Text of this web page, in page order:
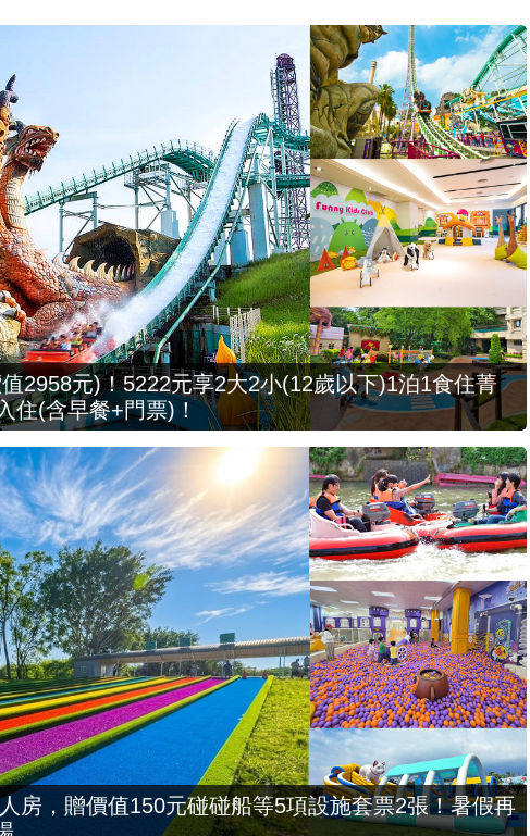
2958元)！5222元享2大2小(12歲以下)1泊1食住菁
住(含早餐+門票)！
房，贈價值150元碰碰船等5項設施套票2張！暑假再